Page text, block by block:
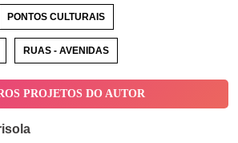
PONTOS CULTURAIS
RUAS - AVENIDAS
PROJETOS DO AUTOR